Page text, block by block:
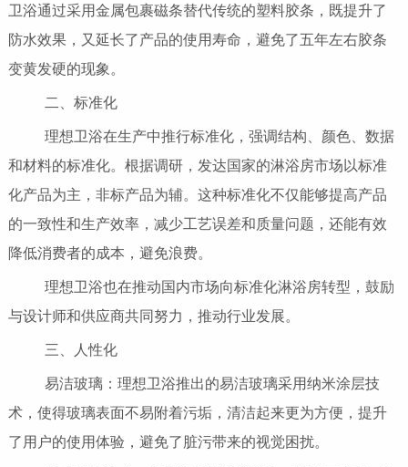
卫浴通过采用金属包裹磁条替代传统的塑料胶条，既提升了
防水效果，又延长了产品的使用寿命，避免了五年左右胶条
变黄发硬的现象。
二、标准化
理想卫浴在生产中推行标准化，强调结构、颜色、数据
和材料的标准化。根据调研，发达国家的淋浴房市场以标准
化产品为主，非标产品为辅。这种标准化不仅能够提高产品
的一致性和生产效率，减少工艺误差和质量问题，还能有效
降低消费者的成本，避免浪费。
理想卫浴也在推动国内市场向标准化淋浴房转型，鼓励
与设计师和供应商共同努力，推动行业发展。
三、人性化
易洁玻璃：理想卫浴推出的易洁玻璃采用纳米涂层技
术，使得玻璃表面不易附着污垢，清洁起来更为方便，提升
了用户的使用体验，避免了脏污带来的视觉困扰。